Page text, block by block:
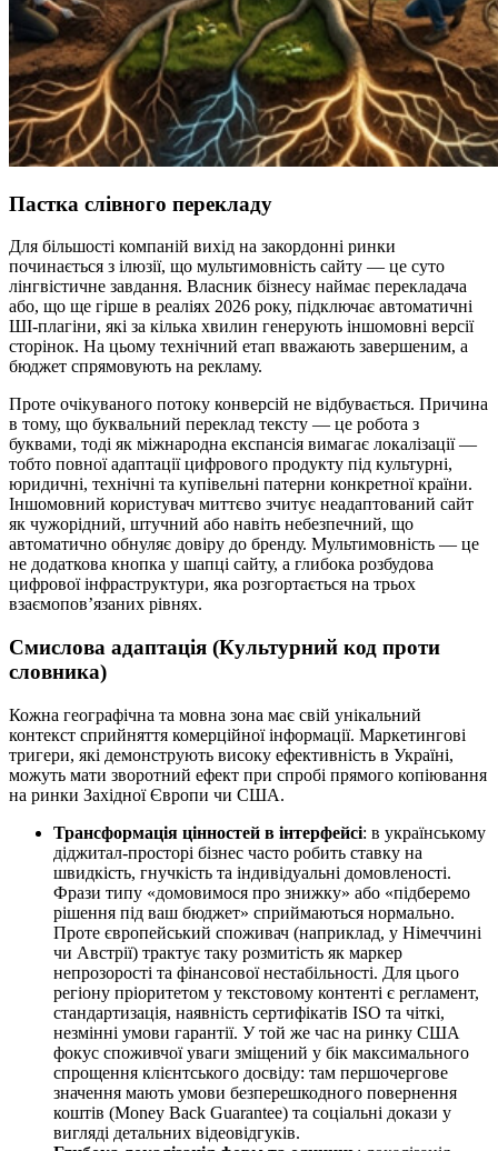
Пастка слівного перекладу
Для більшості компаній вихід на закордонні ринки
починається з ілюзії, що мультимовність сайту — це суто
лінгвістичне завдання. Власник бізнесу наймає перекладача
або, що ще гірше в реаліях 2026 року, підключає автоматичні
ШІ-плагіни, які за кілька хвилин генерують іншомовні версії
сторінок. На цьому технічний етап вважають завершеним, а
бюджет спрямовують на рекламу.
Проте очікуваного потоку конверсій не відбувається. Причина
в тому, що буквальний переклад тексту — це робота з
буквами, тоді як міжнародна експансія вимагає локалізації —
тобто повної адаптації цифрового продукту під культурні,
юридичні, технічні та купівельні патерни конкретної країни.
Іншомовний користувач миттєво зчитує неадаптований сайт
як чужорідний, штучний або навіть небезпечний, що
автоматично обнуляє довіру до бренду. Мультимовність — це
не додаткова кнопка у шапці сайту, а глибока розбудова
цифрової інфраструктури, яка розгортається на трьох
взаємопов’язаних рівнях.
Смислова адаптація (Культурний код проти
словника)
Кожна географічна та мовна зона має свій унікальний
контекст сприйняття комерційної інформації. Маркетингові
тригери, які демонструють високу ефективність в Україні,
можуть мати зворотний ефект при спробі прямого копіювання
на ринки Західної Європи чи США.
Трансформація цінностей в інтерфейсі: в українському
діджитал-просторі бізнес часто робить ставку на
швидкість, гнучкість та індивідуальні домовленості.
Фрази типу «домовимося про знижку» або «підберемо
рішення під ваш бюджет» сприймаються нормально.
Проте європейський споживач (наприклад, у Німеччині
чи Австрії) трактує таку розмитість як маркер
непрозорості та фінансової нестабільності. Для цього
регіону пріоритетом у текстовому контенті є регламент,
стандартизація, наявність сертифікатів ISO та чіткі,
незмінні умови гарантії. У той же час на ринку США
фокус споживчої уваги зміщений у бік максимального
спрощення клієнтського досвіду: там першочергове
значення мають умови безперешкодного повернення
коштів (Money Back Guarantee) та соціальні докази у
вигляді детальних відеовідгуків.